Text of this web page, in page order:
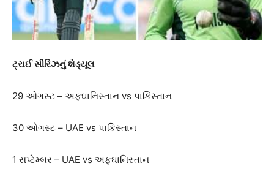
ટ્રાઈ સીરિઝનું શેડ્યૂલ
29 ઓગસ્ટ – અફઘાનિસ્તાન vs પાકિસ્તાન
30 ઓગસ્ટ – UAE vs પાકિસ્તાન
1 સપ્ટેમ્બર – UAE vs અફઘાનિસ્તાન